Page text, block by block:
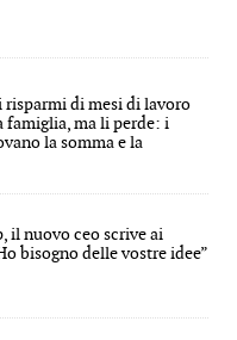
risparmi di mesi di lavoro
famiglia, ma li perde: i
la somma e la
il nuovo ceo scrive ai
bisogno delle vostre idee”